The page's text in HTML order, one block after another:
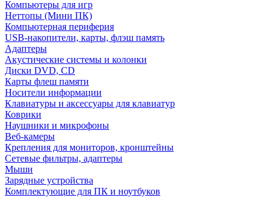
Компьютеры для игр
Неттопы (Мини ПК)
Компьютерная периферия
USB-накопители, карты, флэш память
Адаптеры
Акустические системы и колонки
Диски DVD, CD
Карты флеш памяти
Носители информации
Клавиатуры и аксессуары для клавиатур
Коврики
Наушники и микрофоны
Веб-камеры
Крепления для мониторов, кронштейны
Сетевые фильтры, адаптеры
Мыши
Зарядные устройства
Комплектующие для ПК и ноутбуков